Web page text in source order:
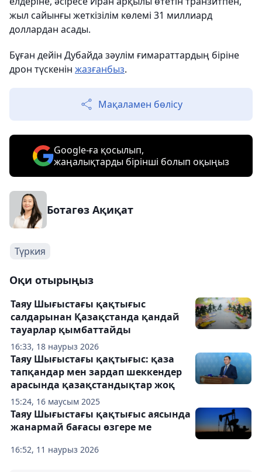
жыл сайынғы жеткізілім көлемі 31 миллиард
доллардан асады.
Бұған дейін Дубайда зәулім ғимараттардың біріне
дрон түскенін жазғанбыз.
Мақаламен бөлісу
Google-ға қосылып,
жаңалықтарды бірінші болып оқыңыз
Ботагөз Ақиқат
Түркия
Оқи отырыңыз
16:33, 18 наурыз 2026
Таяу Шығыстағы қақтығыс
салдарынан Қазақстанда қандай
тауарлар қымбаттайды
15:24, 16 маусым 2025
Таяу Шығыстағы қақтығыс: қаза
тапқандар мен зардап шеккендер
арасында қазақстандықтар жоқ
16:52, 11 наурыз 2026
Таяу Шығыстағы қақтығыс аясында
жанармай бағасы өзгере ме